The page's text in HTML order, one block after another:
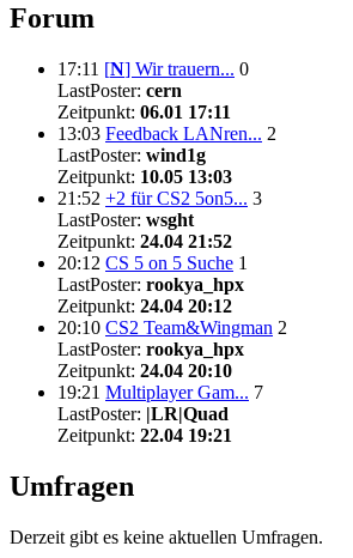
Forum
17:11 [N] Wir trauern... 0
LastPoster: cern
Zeitpunkt: 06.01 17:11
13:03 Feedback LANren... 2
LastPoster: wind1g
Zeitpunkt: 10.05 13:03
21:52 +2 für CS2 5on5... 3
LastPoster: wsght
Zeitpunkt: 24.04 21:52
20:12 CS 5 on 5 Suche 1
LastPoster: rookya_hpx
Zeitpunkt: 24.04 20:12
20:10 CS2 Team&Wingman 2
LastPoster: rookya_hpx
Zeitpunkt: 24.04 20:10
19:21 Multiplayer Gam... 7
LastPoster: |LR|Quad
Zeitpunkt: 22.04 19:21
Umfragen
Derzeit gibt es keine aktuellen Umfragen.